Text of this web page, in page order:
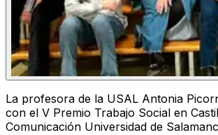
La profesora de la USAL Antonia
con el V Premio Trabajo Social en
Comunicación Universidad de